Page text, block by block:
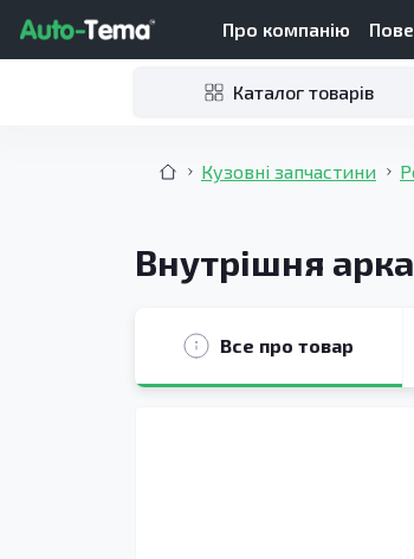
Про компанію
Каталог товарів
Кузовні запчастини
Внутрішня
Все про товар